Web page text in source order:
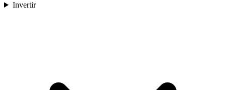
Invertir